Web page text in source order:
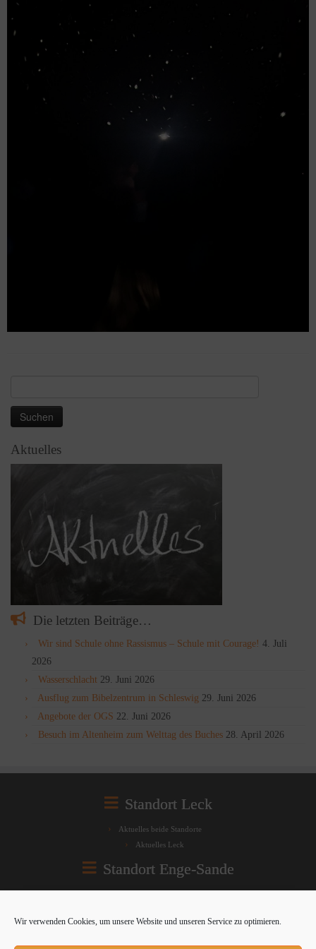
Wir verwenden Cookies, um unsere Website und unseren Service zu optimieren.
Aktuelles
Die letzten Beiträge…
Wir sind Schule ohne Rassismus – Schule mit Courage! 4. Juli
2026
Wasserschlacht 29. Juni 2026
Ausflug zum Bibelzentrum in Schleswig 29. Juni 2026
Angebote der OGS 22. Juni 2026
Besuch im Altenheim zum Welttag des Buches 28. April 2026
Standort Leck
Aktuelles beide Standorte
Aktuelles Leck
Standort Enge-Sande